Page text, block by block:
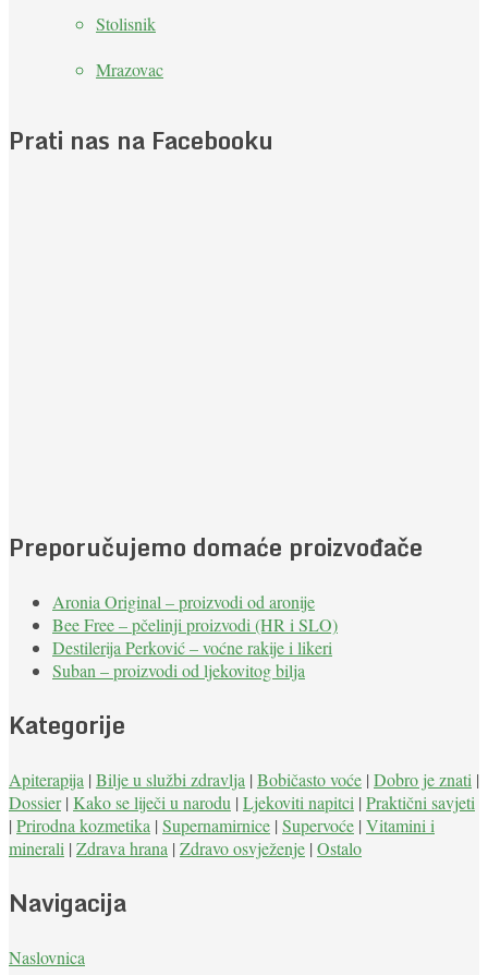
Stolisnik
Mrazovac
Prati nas na Facebooku
Preporučujemo domaće proizvođače
Aronia Original – proizvodi od aronije
Bee Free – pčelinji proizvodi (HR i SLO)
Destilerija Perković – voćne rakije i likeri
Suban – proizvodi od ljekovitog bilja
Kategorije
Apiterapija | Bilje u službi zdravlja | Bobičasto voće | Dobro je znati |
Dossier| Kako se liječi u narodu | Ljekoviti napitci | Praktični savjeti
| Prirodna kozmetika | Supernamirnice | Supervoće | Vitamini i
minerali | Zdrava hrana | Zdravo osvježenje | Ostalo
Navigacija
Naslovnica